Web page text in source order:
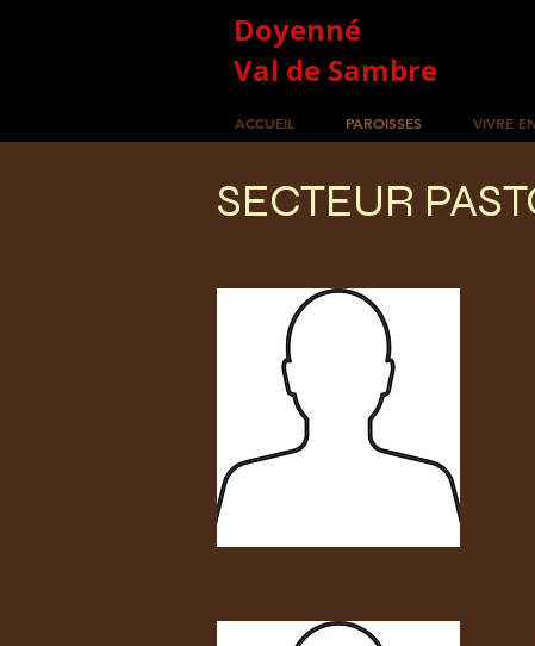
Doyenné
Val de Sambre
ACCUEIL PAROISSES VIVRE
SECTEUR